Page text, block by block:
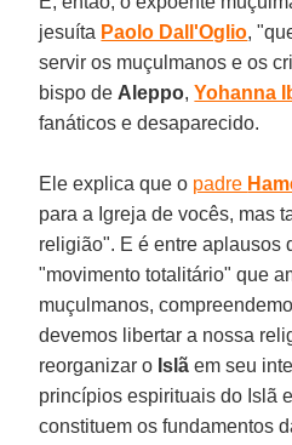
jesuíta Paolo Dall'Oglio,
servir os muçulmanos e os
bispo de Aleppo,Yohanna
fanáticos e desaparecido.
Ele explica que o padre
para a Igreja de vocês, mas
religião". E é entre aplausos
"movimento totalitário" que
muçulmanos,
devemos libertar a nossa
reorganizar o Islã em seu
princípios espirituais do Islã
constituem os fundamentos